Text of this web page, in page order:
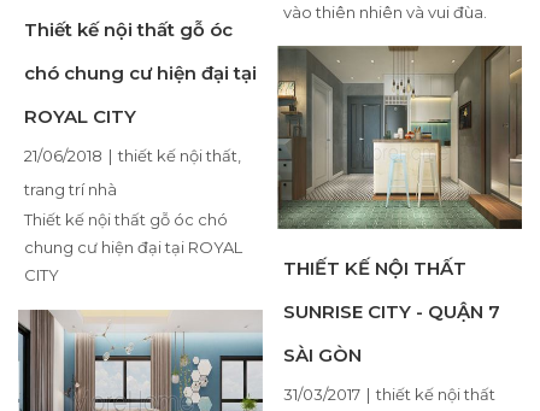
vào thiên nhiên và vui đùa.
Thiết kế nội thất gỗ óc
chó chung cư hiện đại tại
ROYAL CITY
21/06/2018 | thiết kế nội thất
trang trí nhà
Thiết kế nội thất gỗ óc chó
chung cư hiện đại tại ROYAL
CITY
THIẾT KẾ NỘI THẤT
SUNRISE CITY - QUẬN 7
SÀI GÒN
31/03/2017 | thiết kế nội thất